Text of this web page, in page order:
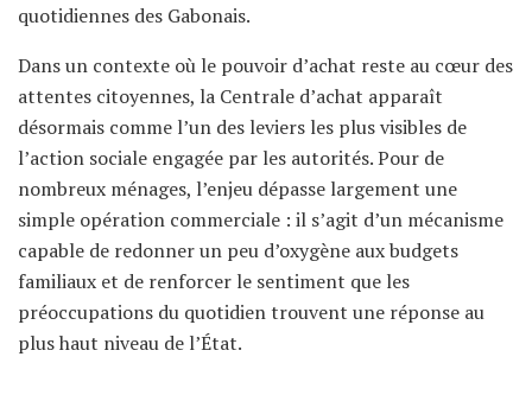
quotidiennes des Gabonais.
Dans un contexte où le pouvoir d’achat reste au cœur des
attentes citoyennes, la Centrale d’achat apparaît
désormais comme l’un des leviers les plus visibles de
l’action sociale engagée par les autorités. Pour de
nombreux ménages, l’enjeu dépasse largement une
simple opération commerciale : il s’agit d’un mécanisme
capable de redonner un peu d’oxygène aux budgets
familiaux et de renforcer le sentiment que les
préoccupations du quotidien trouvent une réponse au
plus haut niveau de l’État.